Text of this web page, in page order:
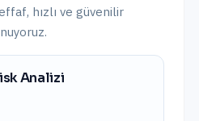
hızlı ve güvenilir
Analizi